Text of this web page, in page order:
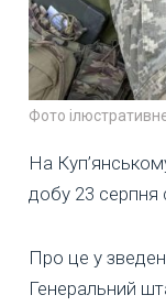
Фото
На
добу 23 серпня
Про це у
Генеральний